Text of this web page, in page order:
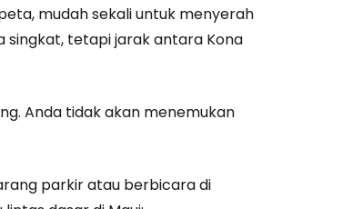
mudah sekali untuk menyerah
tetapi jarak antara Kona
Anda tidak akan menemukan
parkir atau berbicara di